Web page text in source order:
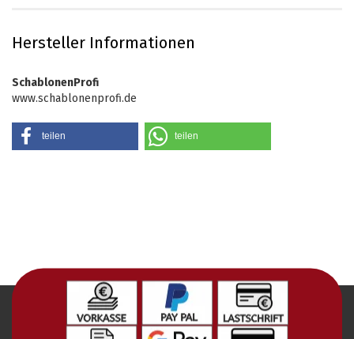
Hersteller Informationen
SchablonenProfi
www.schablonenprofi.de
teilen teilen